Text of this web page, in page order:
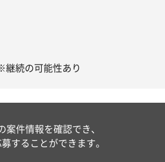
続の可能性あり
件情報を確認でき、
することができます。